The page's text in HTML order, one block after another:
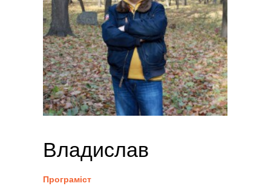
Владислав
Програміст